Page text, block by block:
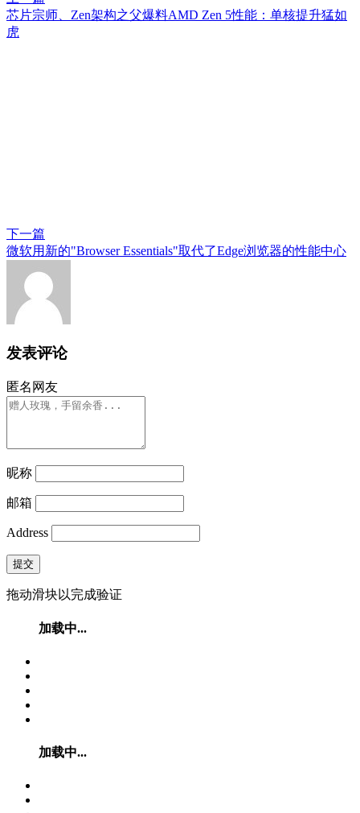
芯片宗师、Zen架构之父爆料AMD Zen 5性能：单核提升猛如
虎
下一篇
微软用新的"Browser Essentials"取代了Edge浏览器的性能中心
发表评论
匿名网友
昵称
邮箱
Address
提交
拖动滑块以完成验证
加载中...
加载中...